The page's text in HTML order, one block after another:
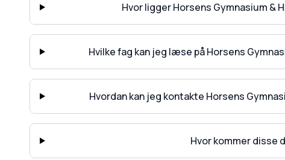
Hvor ligger Horsens Gymnasium &
Hvilke fag kan jeg læse på Horsens
Hvordan kan jeg kontakte Horsens
Hvor kommer disse